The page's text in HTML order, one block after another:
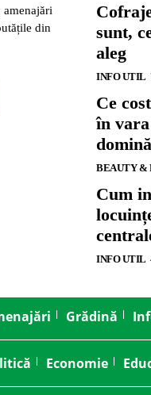
amenajări
din
sunt,
aleg
INFO UTIL
Ce
în
BEAUTY &
Cum
INFO UTIL
Grădină
Economie